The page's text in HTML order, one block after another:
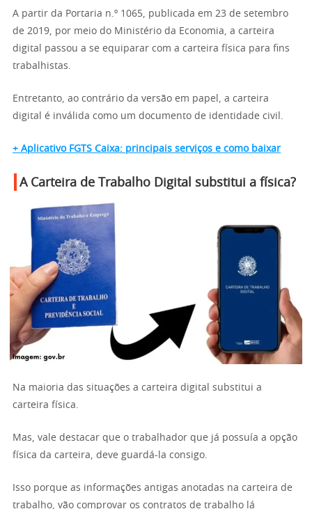
A partir da Portaria n.º 1065, publicada em 23 de setembro
de 2019, por meio do Ministério da Economia, a carteira
digital passou a se equiparar com a carteira física para fins
trabalhistas.
Entretanto, ao contrário da versão em papel, a carteira
digital é inválida como um documento de identidade civil.
+ Aplicativo FGTS Caixa: principais serviços e como baixar
A Carteira de Trabalho Digital substitui a física?
Na maioria das situações a carteira digital substitui a
carteira física.
Mas, vale destacar que o trabalhador que já possuía a opção
física da carteira, deve guardá-la consigo.
Isso porque as informações antigas anotadas na carteira de
trabalho, vão comprovar os contratos de trabalho lá